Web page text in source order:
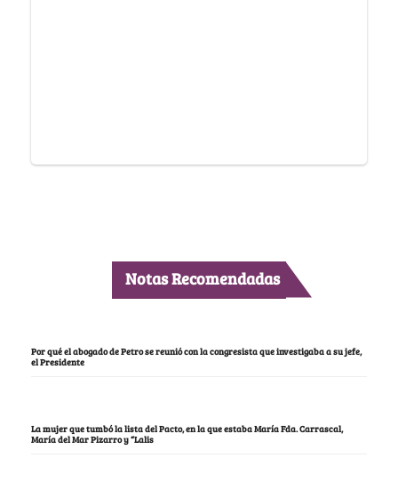
Notas Recomendadas
Por qué el abogado de Petro se reunió con la congresista que investigaba a su jefe,
el Presidente
La mujer que tumbó la lista del Pacto, en la que estaba María Fda. Carrascal,
María del Mar Pizarro y “Lalis